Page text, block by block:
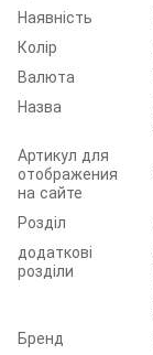
Наявність
Колір
Валюта
Назва
Артикул для
отображения
на сайте
Розділ
додаткові
розділи
Бренд